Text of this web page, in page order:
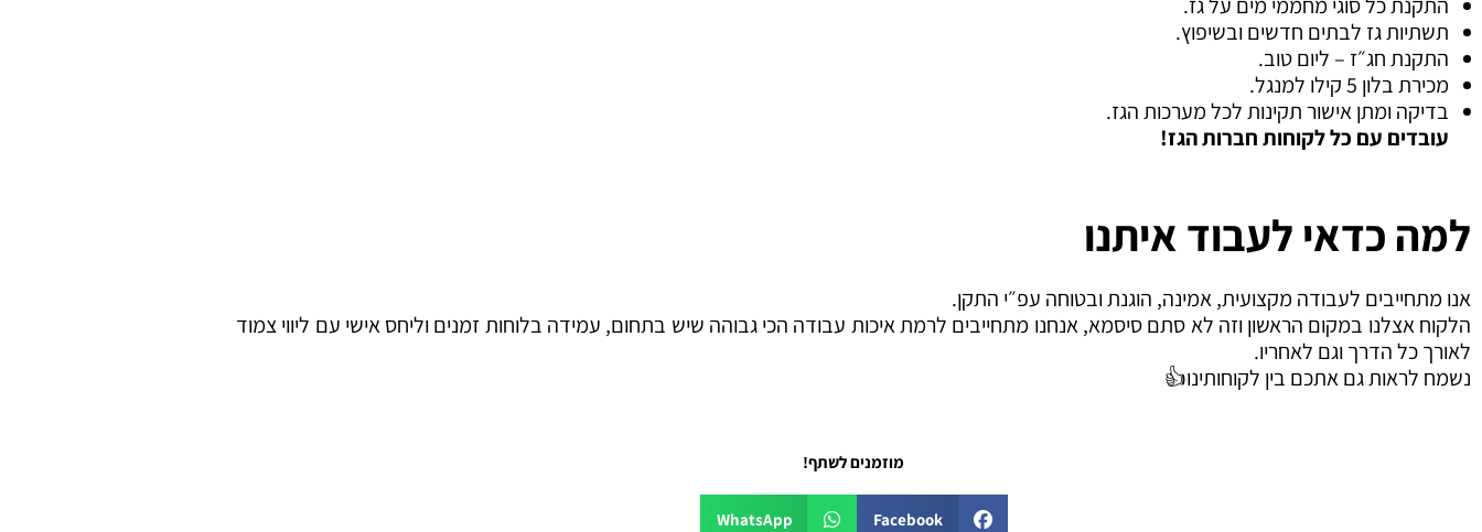
תשתיות גז לבתים חדשים ובשיפוץ.
התקנת חג״ז – ליום טוב.
מכירת בלון 5 קילו למנגל.
בדיקה ומתן אישור תקינות לכל מערכות הגז.
עובדים עם כל לקוחות חברות הגז!
למה כדאי לעבוד איתנו
אנו מתחייבים לעבודה מקצועית, אמינה, הוגנת ובטוחה עפ״י התקן.
הלקוח אצלנו במקום הראשון וזה לא סתם סיסמא, אנחנו מתחייבים לרמת איכות עבודה הכי גבוהה שיש בתחום, עמידה בלוחות זמנים וליחס אישי עם ליווי צמוד
לאורך כל הדרך וגם לאחריו.
נשמח לראות גם אתכם בין לקוחותינו👍
מוזמנים לשתף!
Facebook
WhatsApp